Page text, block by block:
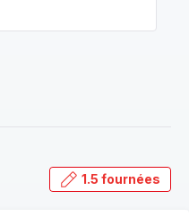
1.5 fournées